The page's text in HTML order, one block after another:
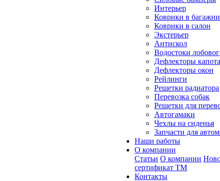
Интерьер
Коврики в
Коврики в салон
Экстерьер
Антискол
Водостоки
Дефлекторы капота
Дефлекторы окон
Рейлинги
Решетки радиатора
Перевозка собак
Решетки для
Автогамаки
Чехлы на сиденья
Запчасти для
Наши работы
О компании
Статьи О компании
сертификат ТМ
Контакты